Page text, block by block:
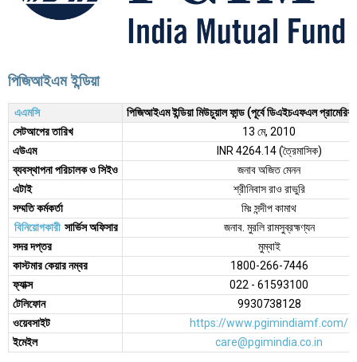
পিজিআইএম ইন্ডিয়া
এএমসি
পিজিআইএম ইন্ডিয়া মিউচুয়াল ফান্ড (পূর্বে ডিএইচএফএল
সেটআপের তারিখ
13 মে, 2010
এউএম
INR 4264.14 (ত্রৈমাসিক)
ব্যবস্থাপনা পরিচালক ও সিইও
জনাব অজিত মেনন
এটাই
শ্রীনিবাস রাও রাভুরি
সম্মতি কর্মকর্তা
মিঃ সন্দীপ কামাথ
বিনিয়োগকারী সার্ভিস অফিসার
জনাব. মুরলি রামসুব্রহ্মণ্যন
সদর দপ্তর
মুম্বাই
কাস্টমার কেয়ার নম্বর
1800-266-7446
ফ্যাক্স
022 - 61593100
টেলিফোন
9930738128
ওয়েবসাইট
https://www.pgimindiamf.com/
ইমেইল
care@pgimindia.co.in